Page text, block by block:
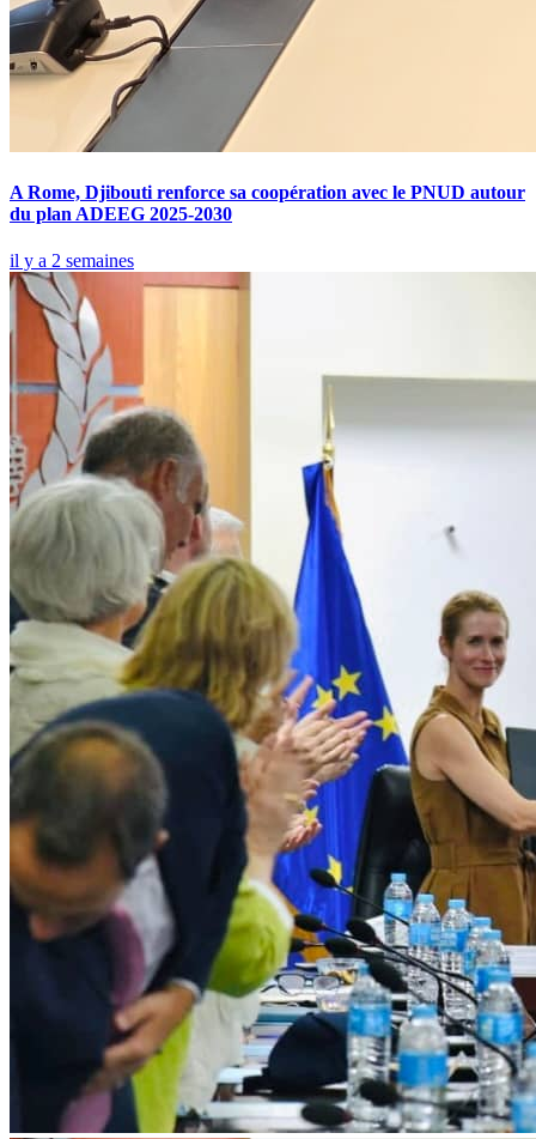
A Rome, Djibouti renforce sa coopération avec le PNUD autour
du plan ADEEG 2025-2030
il y a 2 semaines